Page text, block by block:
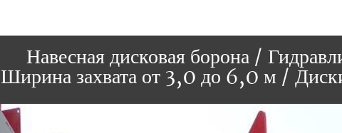
Навесная дисковая борона /
Ширина захвата от 3,0 до 6,0 м /